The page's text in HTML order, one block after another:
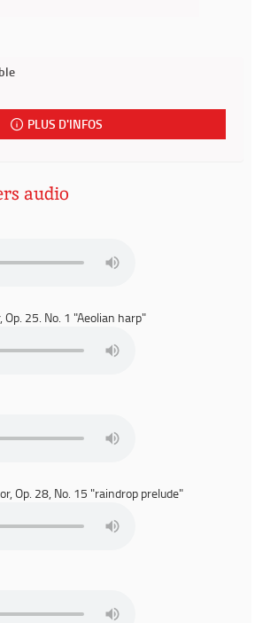
PLUS D'INFOS
audio
25. No. 1 "Aeolian harp"
Op. 28, No. 15 "raindrop prelude"